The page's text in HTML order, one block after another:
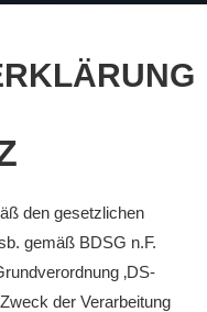
den gesetzlichen
gemäß BDSG n.F.
‚DS-
der Verarbeitung